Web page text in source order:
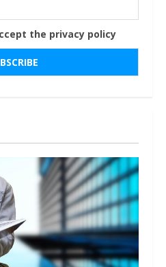
the privacy policy